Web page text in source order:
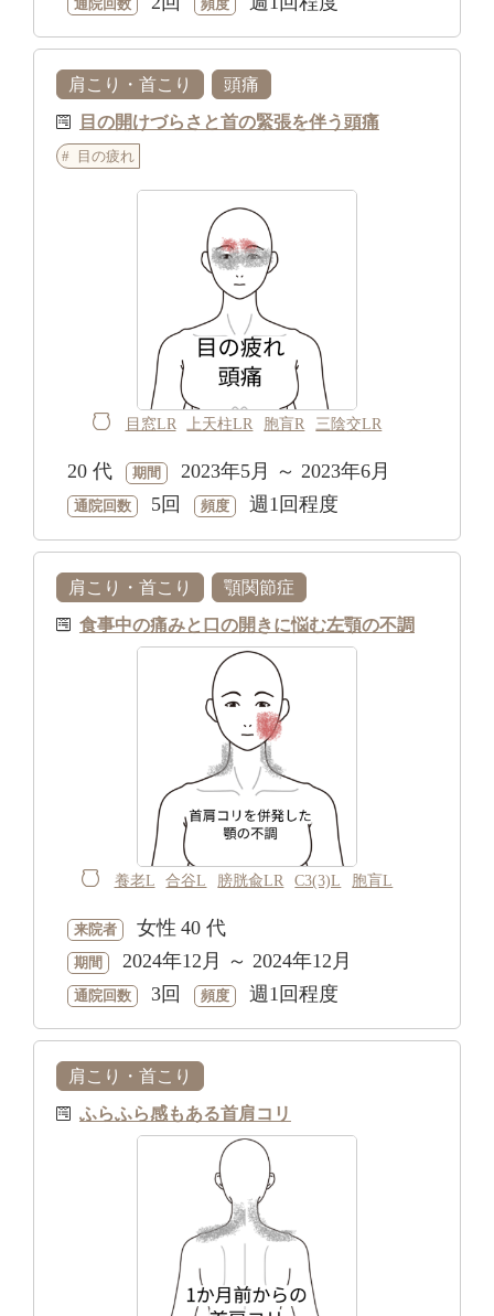
通院回数 頻度
肩こり・首こり 頭痛
目の開けづらさと首の緊張を伴う頭痛
目の疲れ
目窓LR 上天柱LR 胞肓R 三陰交LR
20 代 期間 2023年5月 ～ 2023年6月
通院回数 5回 頻度 週1回程度
肩こり・首こり 顎関節症
食事中の痛みと口の開きに悩む左顎の不調
養老L 合谷L 膀胱兪LR C3(3)L 胞肓L
来院者 女性 40 代
期間 2024年12月 ～ 2024年12月
通院回数 3回 頻度 週1回程度
肩こり・首こり
ふらふら感もある首肩コリ